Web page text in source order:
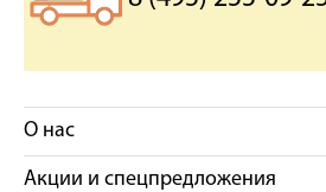
О нас
Акции и спецпредложения